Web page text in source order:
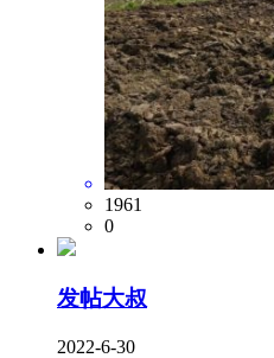
1961
0
发帖大叔
2022-6-30